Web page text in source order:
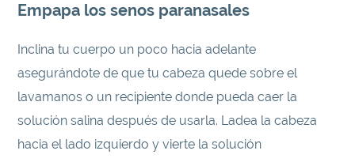
Empapa los senos paranasales
Inclina tu cuerpo un poco hacia adelante
asegurándote de que tu cabeza quede sobre el
lavamanos o un recipiente donde pueda caer la
solución salina después de usarla. Ladea la cabeza
hacia el lado izquierdo y vierte la solución